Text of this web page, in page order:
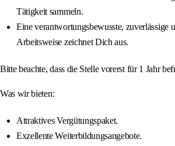
Tätigkeit sammeln.
Eine verantwortungsbewusste, zuverlässige
Arbeitsweise zeichnet Dich aus.
Bitte beachte, dass die Stelle vorerst für 1 Jahr
Was wir bieten:
Attraktives Vergütungspaket.
Exzellente Weiterbildungsangebote.